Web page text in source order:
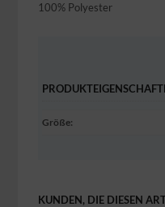
100% Polyester
Größe:
KUNDEN, DIE DIESEN